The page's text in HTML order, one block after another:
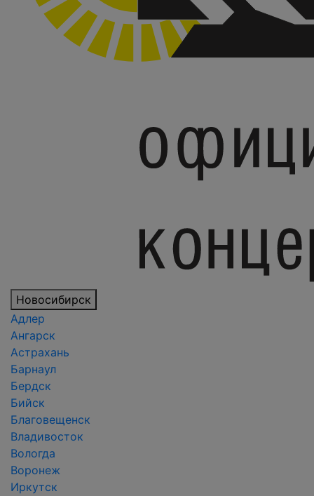
Новосибирск
Адлер
Ангарск
Астрахань
Барнаул
Бердск
Бийск
Благовещенск
Владивосток
Вологда
Воронеж
Иркутск